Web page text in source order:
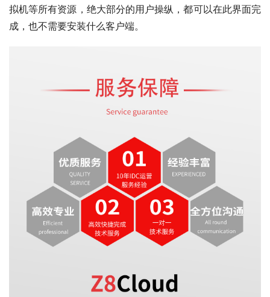
拟机等所有资源，绝大部分的用户操纵，都可以在此界面完
成，也不需要安装什么客户端。